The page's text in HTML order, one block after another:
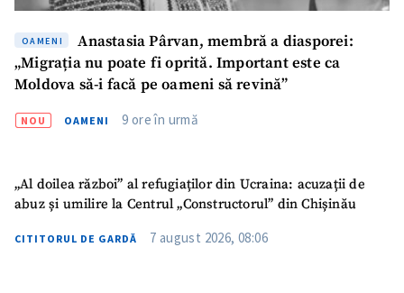
OAMENI
Anastasia Pârvan, membră a diasporei:
„Migrația nu poate fi oprită. Important este ca
Moldova să-i facă pe oameni să revină”
NOU OAMENI 9 ore în urmă
„Al doilea război” al refugiaților din Ucraina: acuzații de
abuz și umilire la Centrul „Constructorul” din Chișinău
CITITORUL DE GARDĂ 7 august 2026, 08:06
Am citit și sunt de
confidențialitate.
TRIMITE ȘTIREA